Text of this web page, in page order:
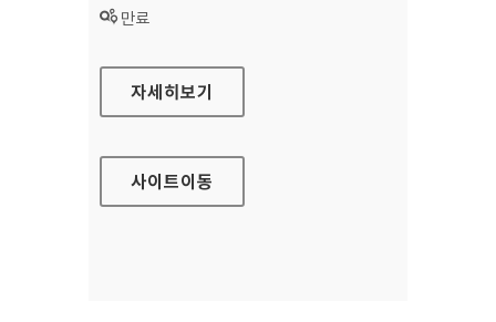
상태 :
만료
경기도과학교육원(북부) 홈페이지
자세히보기
사이트이동